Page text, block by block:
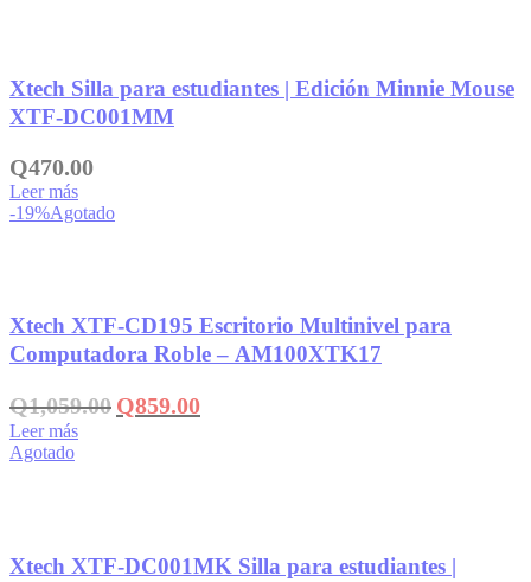
Xtech Silla para estudiantes | Edición Minnie Mouse
XTF-DC001MM
Q470.00
Leer más
-19%Agotado
Xtech XTF-CD195 Escritorio Multinivel para
Computadora Roble – AM100XTK17
Q1,059.00 El
precio
Q859.00El
precio
Leer más
Agotado
Xtech XTF-DC001MK Silla para estudiantes |